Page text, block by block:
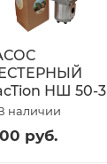
НШ 50-3
наличии
руб.